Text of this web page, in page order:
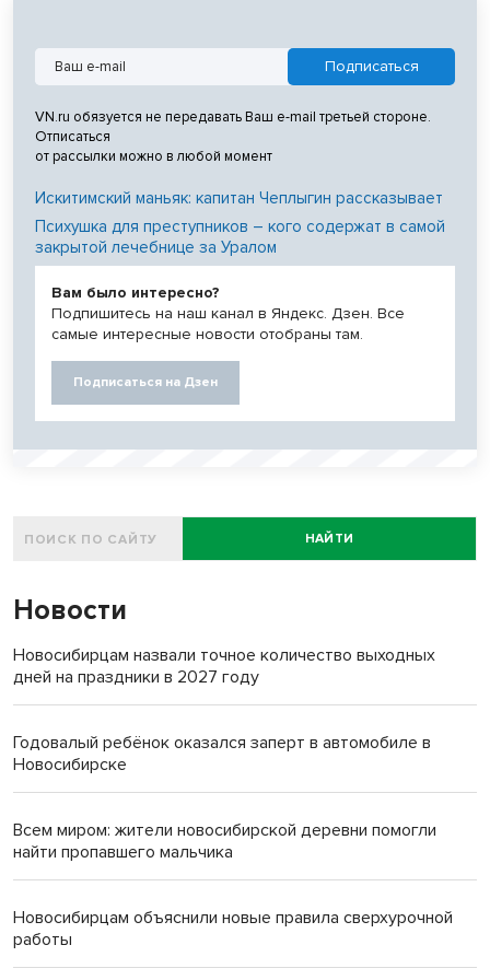
VN.ru обязуется не передавать Ваш e-mail третьей стороне.
Отписаться
от рассылки можно в любой момент
Искитимский маньяк: капитан Чеплыгин рассказывает
Психушка для преступников – кого содержат в самой
закрытой лечебнице за Уралом
Вам было интересно?
Подпишитесь на наш канал в Яндекс. Дзен. Все
самые интересные новости отобраны там.
Подписаться на Дзен
НАЙТИ
Новости
Новосибирцам назвали точное количество выходных
дней на праздники в 2027 году
Годовалый ребёнок оказался заперт в автомобиле в
Новосибирске
Всем миром: жители новосибирской деревни помогли
найти пропавшего мальчика
Новосибирцам объяснили новые правила сверхурочной
работы